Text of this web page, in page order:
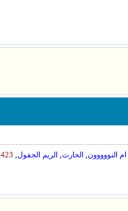
ام النووووون, الحارث, الريم الجفول,